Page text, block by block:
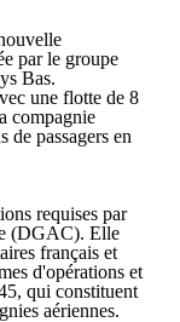
par le groupe
Bas.
une flotte de 8
compagnie
passagers en
requises par
(DGAC). Elle
français et
d'opérations et
qui constituent
aériennes.